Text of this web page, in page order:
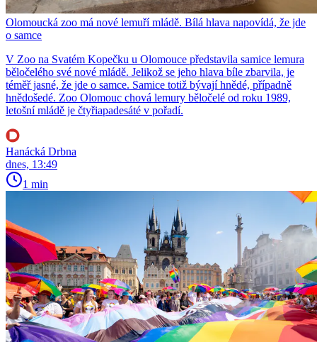
Olomoucká zoo má nové lemuří mládě. Bílá hlava napovídá, že jde
o samce
V Zoo na Svatém Kopečku u Olomouce představila samice lemura
běločelého své nové mládě. Jelikož se jeho hlava bíle zbarvila, je
téměř jasné, že jde o samce. Samice totiž bývají hnědé, případně
hnědošedé. Zoo Olomouc chová lemury běločelé od roku 1989,
letošní mládě je čtyřiapadesáté v pořadí.
Hanácká Drbna
dnes, 13:49
1 min